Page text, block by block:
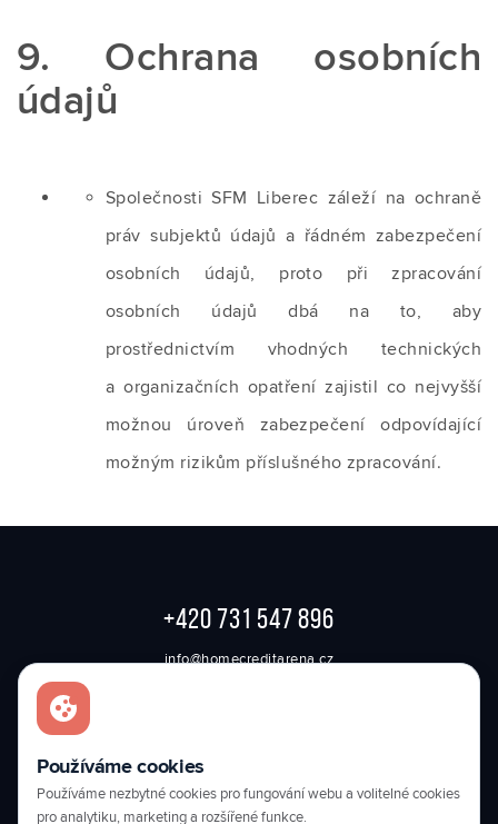
Používáme cookies
Používáme nezbytné cookies pro fungování webu a volitelné cookies
pro analytiku, marketing a rozšířené funkce.
9. Ochrana osobních
údajů
Společnosti SFM Liberec záleží na ochraně
práv subjektů údajů a řádném zabezpečení
osobních údajů, proto při zpracování
osobních údajů dbá na to, aby
prostřednictvím vhodných technických
a organizačních opatření zajistil co nejvyšší
možnou úroveň zabezpečení odpovídající
možným rizikům příslušného zpracování.
+420 731 547 896
info@homecreditarena.cz
50.75260139, 15.04965833